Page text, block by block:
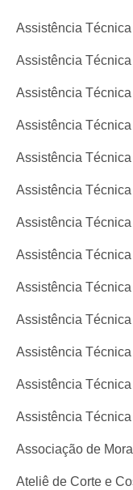
Assistência Técnica
Assistência
Assistência
Assistência
Assistência
Assistência
Assistência
Assistência
Assistência
Assistência
Assistência
Assistência
Assistência
Associação de
Ateliê de Corte e